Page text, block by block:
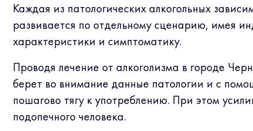
Каждая из патологических алкогольных
развивается по отдельному сценарию, имея
характеристики и симптоматику.
Проводя лечение от алкоголизма в городе
берет во внимание данные патологии и с
пошагово тягу к употреблению. При этом
подопечного человека.